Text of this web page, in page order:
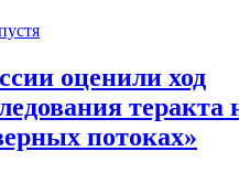
оценили ход
теракта
потоках»